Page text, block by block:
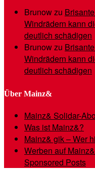
Brunowzu
Windrädern kann
deutlich schädigen
Brunowzu
Windrädern kann
deutlich schädigen
Über Mainz&
Mainz& Solidar-
Was ist Mainz&?
Mainz& gik – Wer
Werben auf
Sponsored Posts